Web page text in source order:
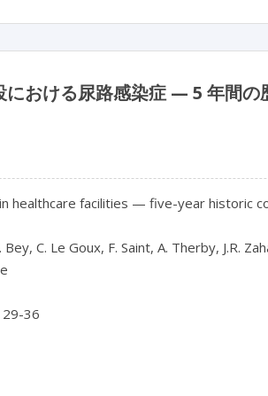
おける尿路感染症 — 5 年間の
healthcare facilities — five-year historic
C. Le Goux, F. Saint, A. Therby, J.R.
29-36